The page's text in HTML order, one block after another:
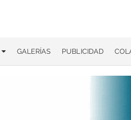
GALERÍAS PUBLICIDAD